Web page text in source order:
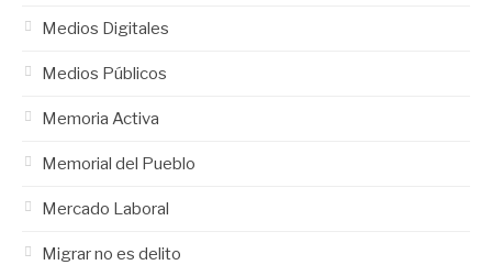
Medios Digitales
Medios Públicos
Memoria Activa
Memorial del Pueblo
Mercado Laboral
Migrar no es delito